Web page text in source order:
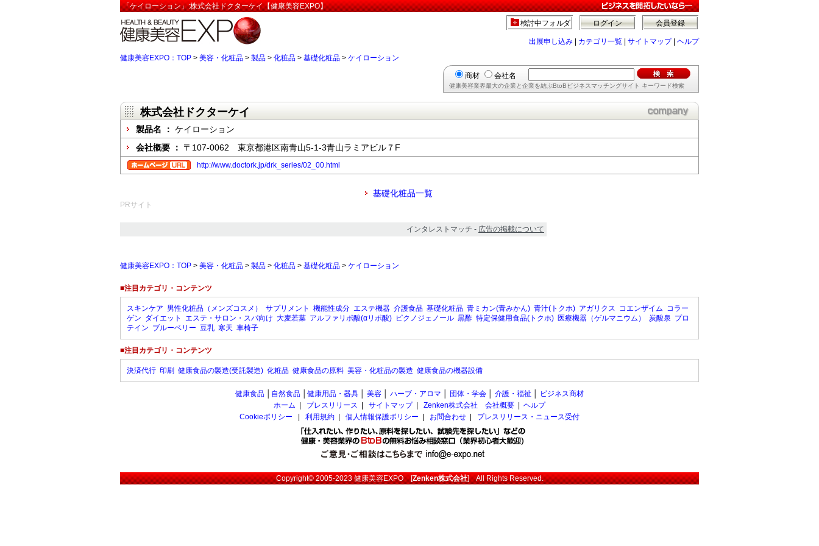
「ケイローション」:株式会社ドクターケイ【健康美容EXPO】
会員登録
ログイン
検討中フォルダ
出展申し込み カテゴリ一覧 サイトマップ| ヘルプ
健康美容EXPO：TOP > 美容・化粧品 > 製品 > 化粧品 > 基礎化粧品 > ケイローション
商材 会社名
健康美容業界最大の企業と企業を結ぶBtoBビジネスマッチングサイト キーワード検索
株式会社ドクターケイ
製品名 ： ケイローション
会社概要 ： 〒107-0062 東京都港区南青山5-1-3青山ラミアビル７F
http://www.doctork.jp/drk_series/02_00.html
基礎化粧品一覧
PRサイト
インタレストマッチ - 広告の掲載について
健康美容EXPO：TOP > 美容・化粧品 > 製品 > 化粧品 > 基礎化粧品 > ケイローション
■注目カテゴリ・コンテンツ
スキンケア 男性化粧品（メンズコスメ） サプリメント 機能性成分 エステ機器 介護食品 基礎化粧品 青ミカン(青みかん) 青汁(トクホ) アガリクス コエンザイム コラー
ゲン ダイエット エステ・サロン・スパ向け 大麦若葉 アルファリポ酸(αリポ酸) ピクノジェノール 黒酢 特定保健用食品(トクホ) 医療機器（ゲルマニウム） 炭酸泉 プロ
テイン ブルーベリー 豆乳 寒天 車椅子
■注目カテゴリ・コンテンツ
決済代行 印刷 健康食品の製造(受託製造) 化粧品 健康食品の原料 美容・化粧品の製造 健康食品の機器設備
健康食品 自然食品 健康用品・器具 美容 ハーブ・アロマ 団体・学会 介護・福祉
ビジネス商材
ホーム
プレスリリース サイトマップ| Zenken株式会社 会社概要
ヘルプ
Cookieポリシー
利用規約 個人情報保護ポリシー お問合わせ プレスリリース・ニュース受付
Copyright© 2005-2023健康美容EXPO[Zenken株式会社] All Rights Reserved.